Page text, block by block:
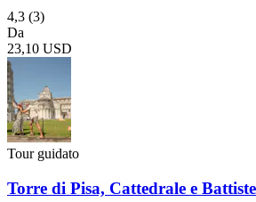
4,3 (3)
Da
23,10 USD
Tour guidato
Torre di Pisa, Cattedrale e